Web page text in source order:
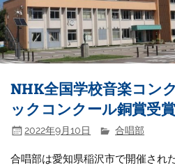
NHK全国学校音楽コン
ックコンクール銅賞受賞
2022年9月10日 合唱部
合唱部は愛知県稲沢市で開催され